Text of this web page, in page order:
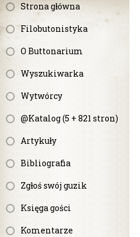
Strona główna
Filobutonistyka
O Buttonarium
Wyszukiwarka
Wytwórcy
@Katalog (5 + 821 stron)
Artykuły
Bibliografia
Zgłoś swój guzik
Księga gości
Komentarze